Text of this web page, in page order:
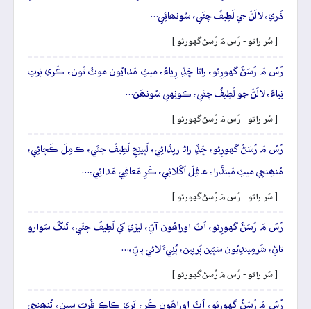
ذَري، لالَڻَ جي لَطِيفُ چئَي، سُونھائِي…
[ سُر راڻو - رُس مَ رُسڻ گهورئو ]
رُسُ مَ رُسَڻُ گهورِئو، راڻا ڇَڏِ رِياءُ، ميٽِ مَدايُون موٽُ تُون، ڪَري نِرتِ
نِياءُ، لالَڻَ جو لَطِيفُ چئَي، ڪونِهي سُونھَن…
[ سُر راڻو - رُس مَ رُسڻ گهورئو ]
رُسُ مَ رُسَڻُ گهورِئو، ڇَڏِ راڻا ريڏائِي، لَپيٽِجِ لَطِيفُ چئَي، ڪامِلَ ڪَچائِي،
مُنھِنجِي ميٽِ مَينڌَرا، عاقِلَ اَگَلائِي، ڪَرِ مَعافِي مَدائِي،…
[ سُر راڻو - رُس مَ رُسڻ گهورئو ]
رُسُ مَ رُسَڻُ گهورِئو، اُٺُ اوراھُون آڻِ، ليڙي کي لَطِيفُ چئَي، تَنگُ سَوارو
تاڻِ، شَرمِيندِيُون سَڀَين پَريين، پُٺِيءَ لائي پاڻِ،…
[ سُر راڻو - رُس مَ رُسڻ گهورئو ]
رُسُ مَ رُسَڻُ گهورِئو، اُٺُ اوراھُون ڪَرِ، ڀَرِي ڪاڪِ قُربَ سين، تُنھِنجي